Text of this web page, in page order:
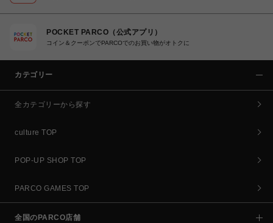
POCKET PARCO（公式アプリ）
コイン＆クーポンでPARCOでのお買い物がオトクに
カテゴリー
全カテゴリーから探す
culture TOP
POP-UP SHOP TOP
PARCO GAMES TOP
全国のPARCO店舗